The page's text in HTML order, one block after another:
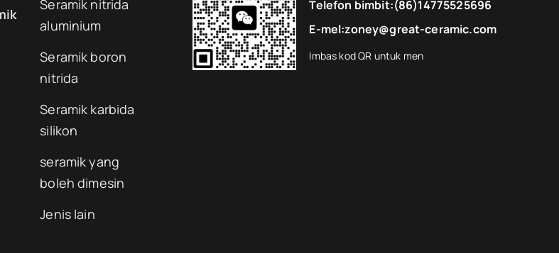
Seramik nitrida
aluminium
Seramik boron
nitrida
Seramik karbida
silikon
seramik yang
boleh dimesin
Jenis lain
Telefon bimbit:(86)14775525696
E-mel:zoney@great-ceramic.com